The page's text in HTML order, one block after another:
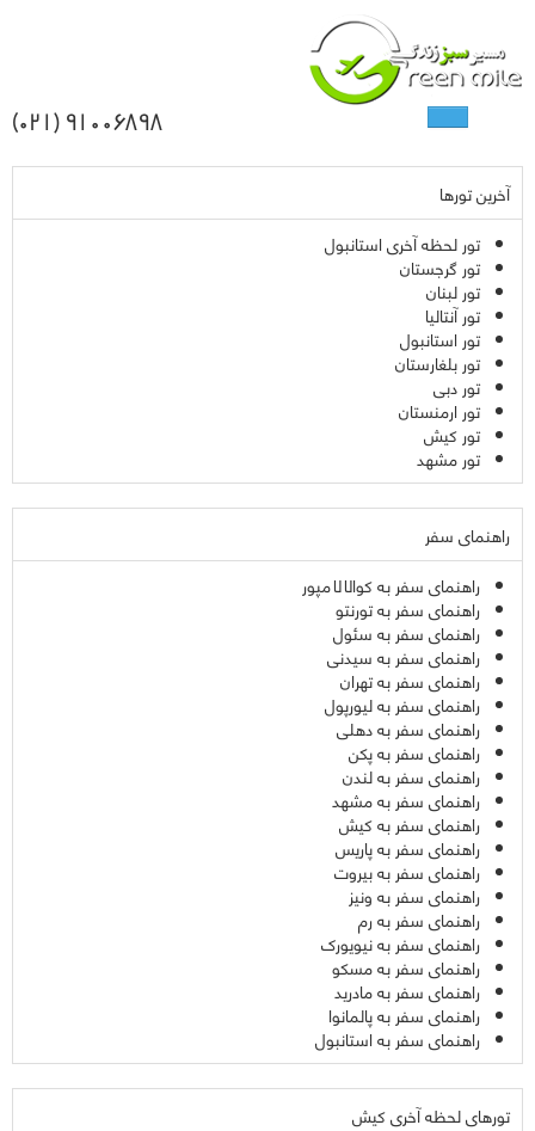
91006898 (021)
آخرین تورها
تور لحظه آخری استانبول
تور گرجستان
تور لبنان
تور آنتالیا
تور استانبول
تور بلغارستان
تور دبی
تور ارمنستان
تور کیش
تور مشهد
راهنمای سفر
راهنمای سفر به کوالالامپور
راهنمای سفر به تورنتو
راهنمای سفر به سئول
راهنمای سفر به سیدنی
راهنمای سفر به تهران
راهنمای سفر به لیورپول
راهنمای سفر به دهلی
راهنمای سفر به پکن
راهنمای سفر به لندن
راهنمای سفر به مشهد
راهنمای سفر به کیش
راهنمای سفر به پاریس
راهنمای سفر به بیروت
راهنمای سفر به ونیز
راهنمای سفر به رم
راهنمای سفر به نیویورک
راهنمای سفر به مسکو
راهنمای سفر به مادرید
راهنمای سفر به پالمانوا
راهنمای سفر به استانبول
تورهای لحظه آخری کیش